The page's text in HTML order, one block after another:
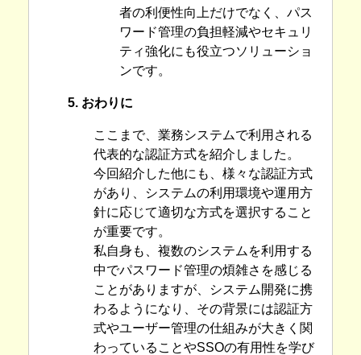
者の利便性向上だけでなく、パス
ワード管理の負担軽減やセキュリ
ティ強化にも役立つソリューショ
ンです。
5. おわりに
ここまで、業務システムで利用される
代表的な認証方式を紹介しました。
今回紹介した他にも、様々な認証方式
があり、システムの利用環境や運用方
針に応じて適切な方式を選択すること
が重要です。
私自身も、複数のシステムを利用する
中でパスワード管理の煩雑さを感じる
ことがありますが、システム開発に携
わるようになり、その背景には認証方
式やユーザー管理の仕組みが大きく関
わっていることやSSOの有用性を学び